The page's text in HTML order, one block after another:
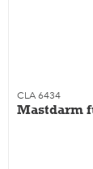
CLA 6434
Mastdarm